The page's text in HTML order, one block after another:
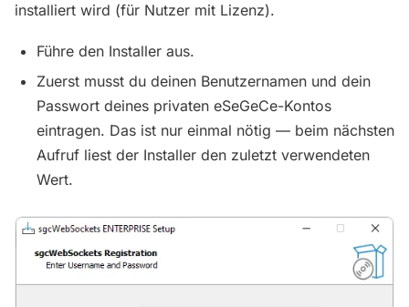
installiert wird (für Nutzer mit Lizenz).
Führe den Installer aus.
Zuerst musst du deinen Benutzernamen und dein
Passwort deines privaten eSeGeCe-Kontos
eintragen. Das ist nur einmal nötig — beim nächsten
Aufruf liest der Installer den zuletzt verwendeten
Wert.